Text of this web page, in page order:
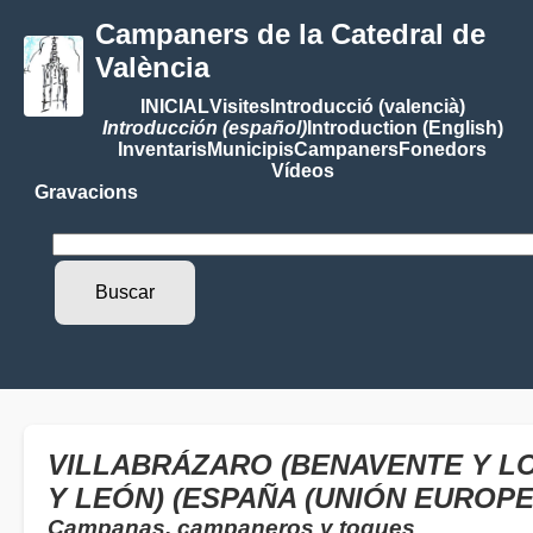
Campaners de la Catedral de
València
INICIALVisitesIntroducció (valencià)
Introducción (español)Introduction (English)
InventarisMunicipisCampanersFonedors
Vídeos
Gravacions
VILLABRÁZARO (BENAVENTE Y
Y LEÓN) (ESPAÑA (UNIÓN
Campanas, campaneros y toques